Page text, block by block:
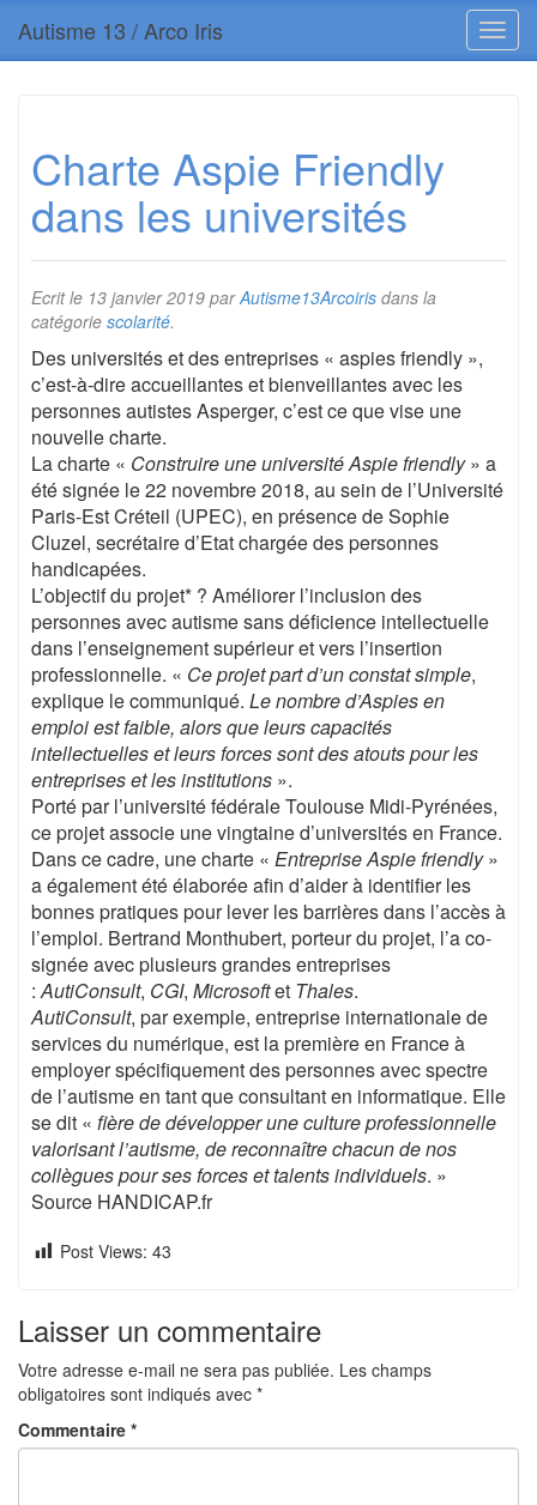
Autisme 13 / Arco Iris
Charte Aspie Friendly
dans les universités
Ecrit le 13 janvier 2019 parAutisme13Arcoiris dans la
catégorie scolarité.
Des universités et des entreprises « aspies friendly »,
c’est-à-dire accueillantes et bienveillantes avec les
personnes autistes Asperger, c’est ce que vise une
nouvelle charte.
La charte « Construire une université Aspie friendly» a
été signée le 22 novembre 2018, au sein de l’Université
Paris-Est Créteil (UPEC), en présence de Sophie
Cluzel, secrétaire d’Etat chargée des personnes
handicapées.
L’objectif du projet* ? Améliorer l’inclusion des
personnes avec autisme sans déficience intellectuelle
dans l’enseignement supérieur et vers l’insertion
professionnelle. « Ce projet part d’un constat simple,
explique le communiqué. Le nombre d’Aspies en
emploi est faible, alors que leurs capacités
intellectuelles et leurs forces sont des atouts pour les
entreprises et les institutions ».
Porté par l’université fédérale Toulouse Midi-Pyrénées,
ce projet associe une vingtaine d’universités en France.
Dans ce cadre, une charte « Entreprise Aspie friendly»
a également été élaborée afin d’aider à identifier les
bonnes pratiques pour lever les barrières dans l’accès à
l’emploi. Bertrand Monthubert, porteur du projet, l’a co-
signée avec plusieurs grandes entreprises
:AutiConsult, CGI, Microsoftet Thales.
AutiConsult, par exemple, entreprise internationale de
services du numérique, est la première en France à
employer spécifiquement des personnes avec spectre
de l’autisme en tant que consultant en informatique. Elle
se dit « fière de développer une culture professionnelle
valorisant l’autisme, de reconnaître chacun de nos
collègues pour ses forces et talents individuels. »
Source HANDICAP.fr
Post Views: 43
Laisser un commentaire
Votre adresse e-mail ne sera pas publiée. Les champs
obligatoires sont indiqués avec *
Commentaire *